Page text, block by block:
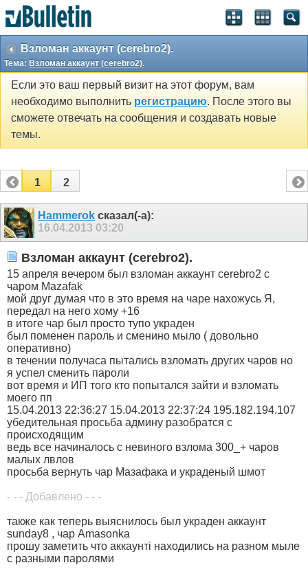
Взломан аккаунт (cerebro2).
Тема: Взломан аккаунт (cerebro2).
Если это ваш первый визит на этот форум, вам
необходимо выполнить регистрацию. После этого вы
сможете отвечать на сообщения и создавать новые
темы.
1 2
Hammerok сказал(-а):
16.04.2013 03:20
Взломан аккаунт (cerebro2).
15 апреля вечером был взломан аккаунт cerebro2 с
чаром Mazafak
мой друг думая что в это время на чаре нахожусь Я,
передал на него хому +16
в итоге чар был просто тупо украден
был поменен пароль и сменино мыло ( довольно
оперативно)
в течении получаса пытались взломать других чаров но
я успел сменить пароли
вот время и ИП того кто попытался зайти и взломать
моего пп
15.04.2013 22:36:27 15.04.2013 22:37:24 195.182.194.107
убедительная просьба админу разобратся с
происходящим
ведь все начиналось с невиного взлома 300_+ чаров
малых лвлов
просьба вернуть чар Мазафака и украденый шмот
- - - Добавлено - - -
также как теперь выяснилось был украден аккаунт
sunday8 , чар Amasonka
прошу заметить что аккаунті находились на разном мыле
с разными паролями